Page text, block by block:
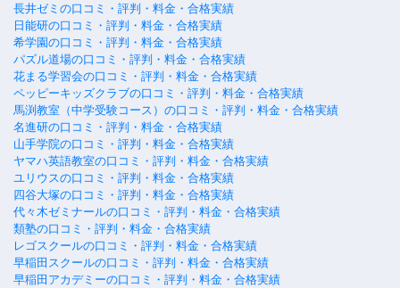
長井ゼミの口コミ・評判・料金・合格実績
日能研の口コミ・評判・料金・合格実績
希学園の口コミ・評判・料金・合格実績
パズル道場の口コミ・評判・料金・合格実績
花まる学習会の口コミ・評判・料金・合格実績
ペッピーキッズクラブの口コミ・評判・料金・合格実績
馬渕教室（中学受験コース）の口コミ・評判・料金・合格実績
名進研の口コミ・評判・料金・合格実績
山手学院の口コミ・評判・料金・合格実績
ヤマハ英語教室の口コミ・評判・料金・合格実績
ユリウスの口コミ・評判・料金・合格実績
四谷大塚の口コミ・評判・料金・合格実績
代々木ゼミナールの口コミ・評判・料金・合格実績
類塾の口コミ・評判・料金・合格実績
レゴスクールの口コミ・評判・料金・合格実績
早稲田スクールの口コミ・評判・料金・合格実績
早稲田アカデミーの口コミ・評判・料金・合格実績